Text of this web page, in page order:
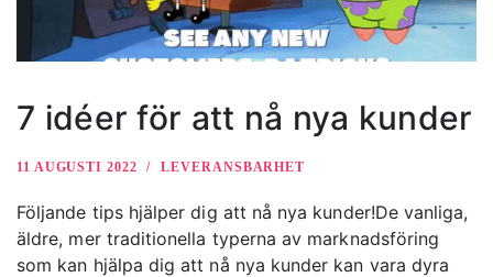
7 idéer för att nå nya kunder
11 AUGUSTI 2022 LEVERANSBARHET
Följande tips hjälper dig att nå nya kunder!De vanliga,
äldre, mer traditionella typerna av marknadsföring
som kan hjälpa dig att nå nya kunder kan vara dyra